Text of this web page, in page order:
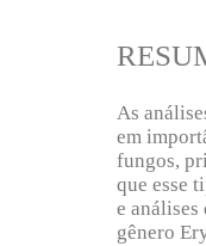
As
em
fungos,
que esse
e
gênero